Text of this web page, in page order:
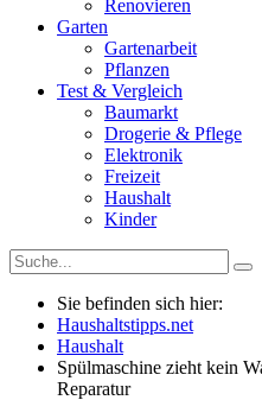
Renovieren
Garten
Gartenarbeit
Pflanzen
Test & Vergleich
Baumarkt
Drogerie & Pflege
Elektronik
Freizeit
Haushalt
Kinder
Sie befinden sich hier:
Haushaltstipps.net
Haushalt
Spülmaschine zieht kein
Reparatur